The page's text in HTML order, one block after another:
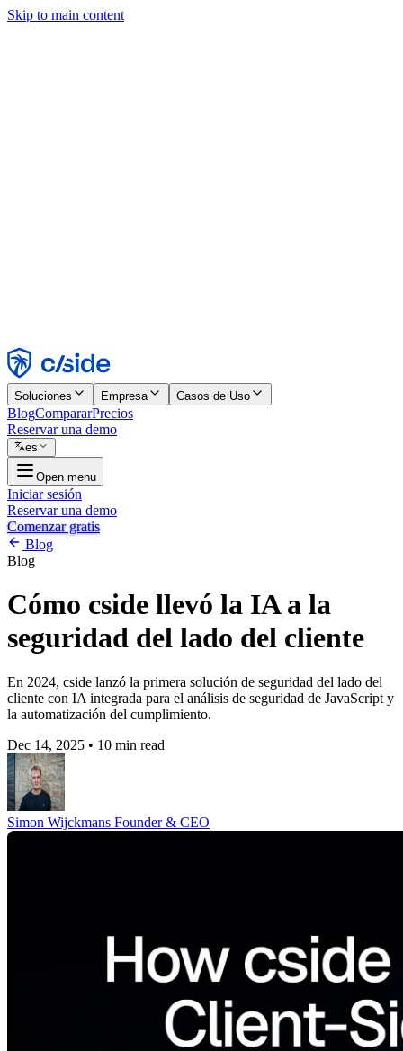
Skip to main content
Rechazar
Soluciones Empresa Casos de Uso
BlogCompararPrecios
Reservar una demo
es
Open menu
Iniciar sesión
Reservar una demo
Comenzar gratis
Blog
Blog
Cómo cside llevó la IA a la
seguridad del lado del cliente
En 2024, cside lanzó la primera solución de seguridad del lado del
cliente con IA integrada para el análisis de seguridad de JavaScript y
la automatización del cumplimiento.
Dec 14, 2025 • 10 min read
Simon Wijckmans Founder & CEO